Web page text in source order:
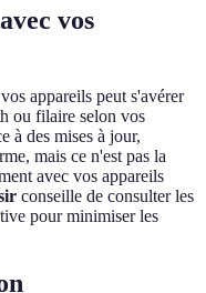
vos
appareils peut s'avérer
ou filaire selon vos
à des mises à jour,
mais ce n'est pas la
avec vos appareils
conseille de consulter les
pour minimiser les